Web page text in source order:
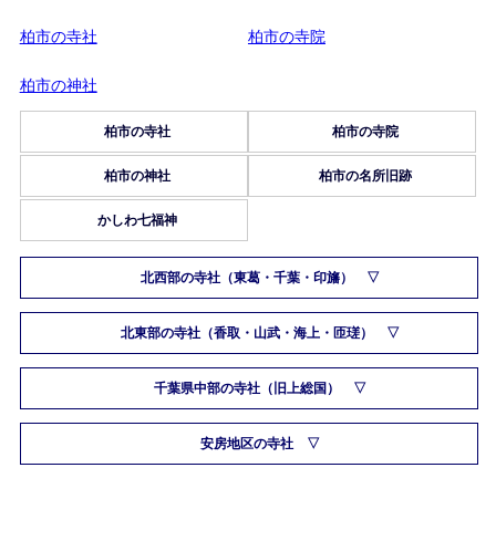
柏市の寺社 柏市の寺院
柏市の神社
柏市の寺社 柏市の寺院
柏市の神社 柏市の名所旧跡
かしわ七福神
北西部の寺社（東葛・千葉・印旛）
北東部の寺社（香取・山武・海上・匝瑳）
千葉県中部の寺社（旧上総国）
安房地区の寺社